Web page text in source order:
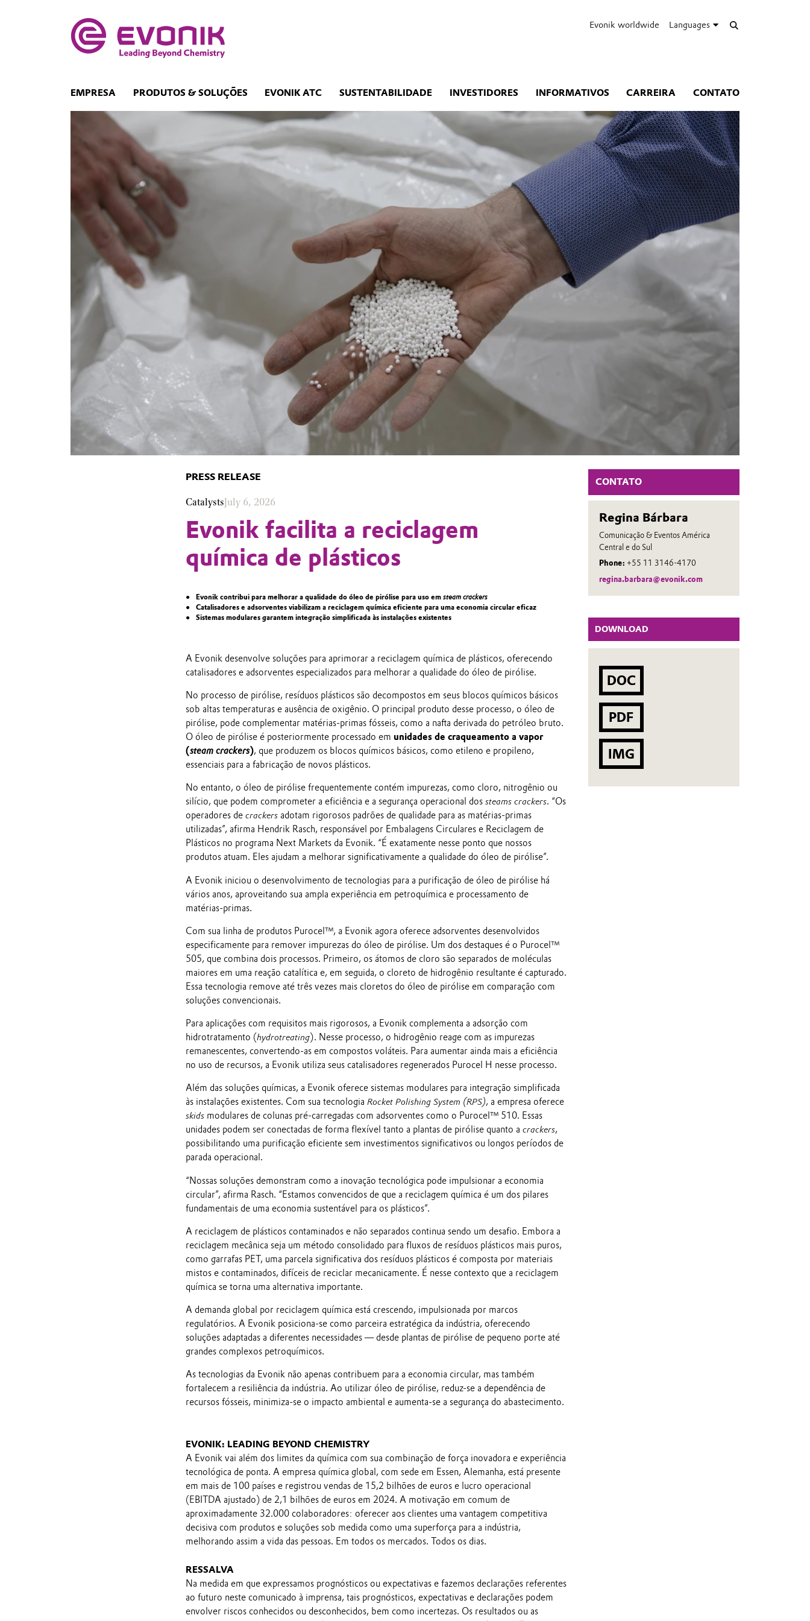
Evonik worldwide Languages
EMPRESA PRODUTOS & SOLUÇÕES EVONIK ATC SUSTENTABILIDADE INVESTIDORES INFORMATIVOS CARREIRA CONTATO
CONTATO
Regina Bárbara
Comunicação & Eventos América
Central e do Sul
Phone: +55 11 3146-4170
regina.barbara@evonik.com
DOWNLOAD
DOC
PDF
IMG
PRESS RELEASE
CatalystsJuly 6, 2026
Evonik facilita a reciclagem
química de plásticos
Evonik contribui para melhorar a qualidade do óleo de pirólise para uso emsteam crackers
Catalisadores e adsorventes viabilizam a reciclagem química eficiente para uma economia circular eficaz
Sistemas modulares garantem integração simplificada às instalações existentes
A Evonik desenvolve soluções para aprimorar a reciclagem química de plásticos, oferecendo
catalisadores e adsorventes especializados para melhorar a qualidade do óleo de pirólise.
No processo de pirólise, resíduos plásticos são decompostos em seus blocos químicos básicos
sob altas temperaturas e ausência de oxigênio. O principal produto desse processo, o óleo de
pirólise, pode complementar matérias-primas fósseis, como a nafta derivada do petróleo bruto.
O óleo de pirólise é posteriormente processado em unidades de craqueamento a vapor
(steam crackers), que produzem os blocos químicos básicos, como etileno e propileno,
essenciais para a fabricação de novos plásticos.
No entanto, o óleo de pirólise frequentemente contém impurezas, como cloro, nitrogênio ou
silício, que podem comprometer a eficiência e a segurança operacional dos steams crackers. “Os
operadores de crackersadotam rigorosos padrões de qualidade para as matérias-primas
utilizadas”, afirma Hendrik Rasch, responsável por Embalagens Circulares e Reciclagem de
Plásticos no programa Next Markets da Evonik. “É exatamente nesse ponto que nossos
produtos atuam. Eles ajudam a melhorar significativamente a qualidade do óleo de pirólise”.
A Evonik iniciou o desenvolvimento de tecnologias para a purificação de óleo de pirólise há
vários anos, aproveitando sua ampla experiência em petroquímica e processamento de
matérias-primas.
Com sua linha de produtos Purocel™, a Evonik agora oferece adsorventes desenvolvidos
especificamente para remover impurezas do óleo de pirólise. Um dos destaques é o Purocel™
505, que combina dois processos. Primeiro, os átomos de cloro são separados de moléculas
maiores em uma reação catalítica e, em seguida, o cloreto de hidrogênio resultante é capturado.
Essa tecnologia remove até três vezes mais cloretos do óleo de pirólise em comparação com
soluções convencionais.
Para aplicações com requisitos mais rigorosos, a Evonik complementa a adsorção com
hidrotratamento (hydrotreating). Nesse processo, o hidrogênio reage com as impurezas
remanescentes, convertendo-as em compostos voláteis. Para aumentar ainda mais a eficiência
no uso de recursos, a Evonik utiliza seus catalisadores regenerados Purocel H nesse processo.
Além das soluções químicas, a Evonik oferece sistemas modulares para integração simplificada
às instalações existentes. Com sua tecnologia Rocket Polishing System (RPS), a empresa oferece
skidsmodulares de colunas pré-carregadas com adsorventes como o Purocel™ 510. Essas
unidades podem ser conectadas de forma flexível tanto a plantas de pirólise quanto a crackers,
possibilitando uma purificação eficiente sem investimentos significativos ou longos períodos de
parada operacional.
“Nossas soluções demonstram como a inovação tecnológica pode impulsionar a economia
circular”, afirma Rasch. “Estamos convencidos de que a reciclagem química é um dos pilares
fundamentais de uma economia sustentável para os plásticos”.
A reciclagem de plásticos contaminados e não separados continua sendo um desafio. Embora a
reciclagem mecânica seja um método consolidado para fluxos de resíduos plásticos mais puros,
como garrafas PET, uma parcela significativa dos resíduos plásticos é composta por materiais
mistos e contaminados, difíceis de reciclar mecanicamente. É nesse contexto que a reciclagem
química se torna uma alternativa importante.
A demanda global por reciclagem química está crescendo, impulsionada por marcos
regulatórios. A Evonik posiciona-se como parceira estratégica da indústria, oferecendo
soluções adaptadas a diferentes necessidades — desde plantas de pirólise de pequeno porte até
grandes complexos petroquímicos.
As tecnologias da Evonik não apenas contribuem para a economia circular, mas também
fortalecem a resiliência da indústria. Ao utilizar óleo de pirólise, reduz-se a dependência de
recursos fósseis, minimiza-se o impacto ambiental e aumenta-se a segurança do abastecimento.
EVONIK: LEADING BEYOND CHEMISTRY
A Evonik vai além dos limites da química com sua combinação de força inovadora e experiência
tecnológica de ponta. A empresa química global, com sede em Essen, Alemanha, está presente
em mais de 100 países e registrou vendas de 15,2 bilhões de euros e lucro operacional
(EBITDA ajustado) de 2,1 bilhões de euros em 2024. A motivação em comum de
aproximadamente 32.000 colaboradores: oferecer aos clientes uma vantagem competitiva
decisiva com produtos e soluções sob medida como uma superforça para a indústria,
melhorando assim a vida das pessoas. Em todos os mercados. Todos os dias.
RESSALVA
Na medida em que expressamos prognósticos ou expectativas e fazemos declarações referentes
ao futuro neste comunicado à imprensa, tais prognósticos, expectativas e declarações podem
envolver riscos conhecidos ou desconhecidos, bem como incertezas. Os resultados ou as